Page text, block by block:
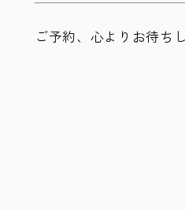
ご予約、心よりお待ち